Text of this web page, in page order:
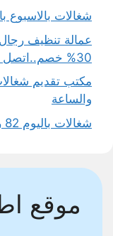
شغالات بالاسبوع
عمالة تنظيف
30% خصم..اتصل الـان
مكتب تقديم
والساعة
شغالات باليوم 82 ريال لخدمات منزلية احترافية
موقع